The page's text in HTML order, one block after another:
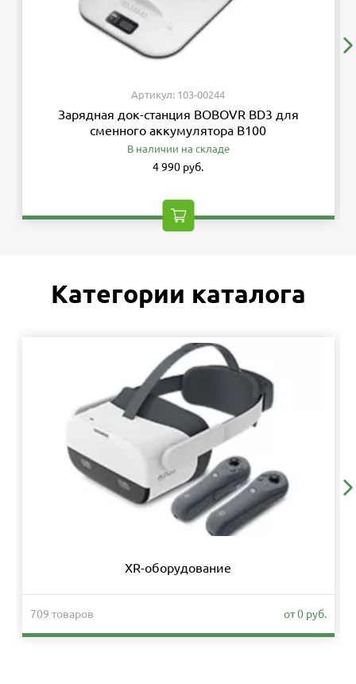
Артикул: 103-00244
Зарядная док-станция BOBOVR BD3 для
сменного аккумулятора B100
В наличии на складе
4 990 руб.
Категории каталога
XR-оборудование
709 товаров от 0 руб.